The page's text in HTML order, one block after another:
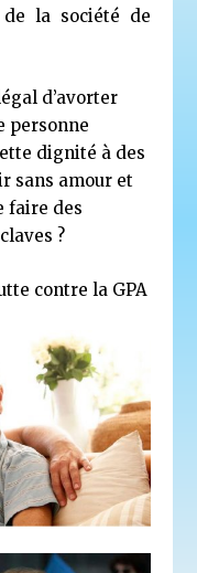
la société de
d’avorter
personne
dignité à des
sans amour et
faire des
?
contre la GPA